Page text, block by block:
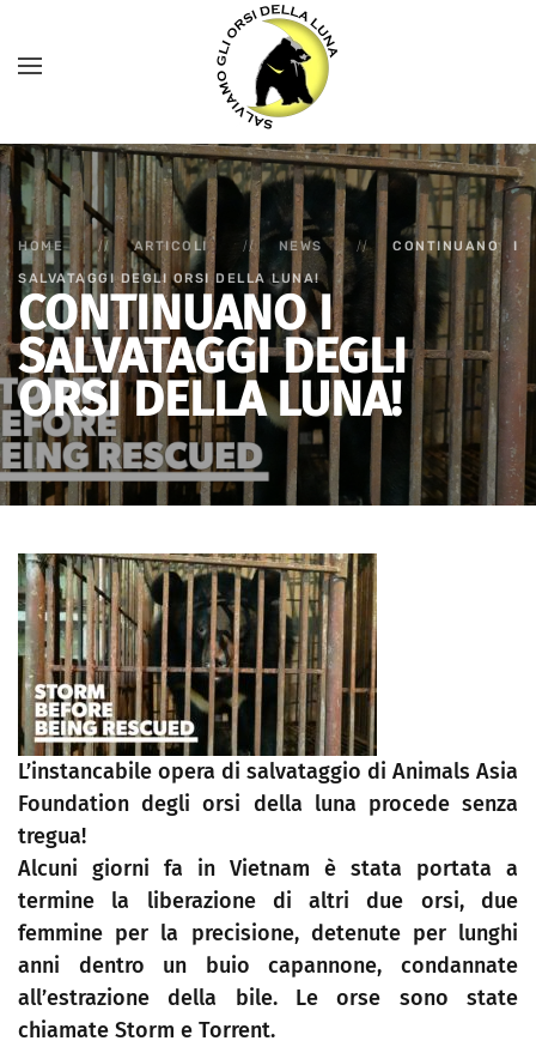
HOME ARTICOLI NEWS CONTINUANO I
SALVATAGGI DEGLI ORSI DELLA LUNA!
CONTINUANO I
SALVATAGGI DEGLI
ORSI DELLA LUNA!
L’instancabile opera di salvataggio di Animals Asia
Foundation degli orsi della luna procede senza
tregua!
Alcuni giorni fa in Vietnam è stata portata a
termine la liberazione di altri due orsi, due
femmine per la precisione, detenute per lunghi
anni dentro un buio capannone, condannate
all’estrazione della bile. Le orse sono state
chiamate Storm e Torrent.